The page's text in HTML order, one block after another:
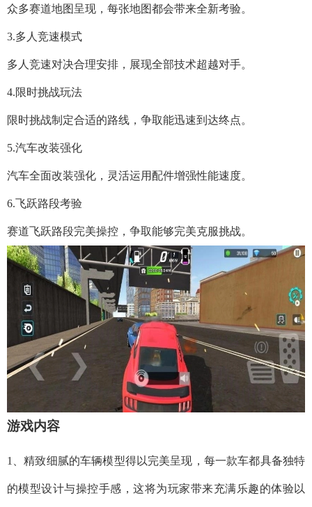
众多赛道地图呈现，每张地图都会带来全新考验。
3.多人竞速模式
多人竞速对决合理安排，展现全部技术超越对手。
4.限时挑战玩法
限时挑战制定合适的路线，争取能迅速到达终点。
5.汽车改装强化
汽车全面改装强化，灵活运用配件增强性能速度。
6.飞跃路段考验
赛道飞跃路段完美操控，争取能够完美克服挑战。
游戏内容
1、精致细腻的车辆模型得以完美呈现，每一款车都具备独特
的模型设计与操控手感，这将为玩家带来充满乐趣的体验以